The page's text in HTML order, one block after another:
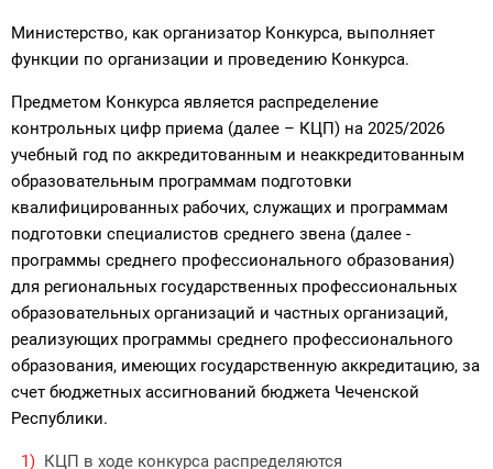
Министерство, как организатор Конкурса, выполняет
функции по организации и проведению Конкурса.
Предметом Конкурса является распределение
контрольных цифр приема (далее – КЦП) на 2025/2026
учебный год по аккредитованным и неаккредитованным
образова­тельным программам подготовки
квалифицированных рабочих, служащих и программам
подготовки специалистов среднего звена (далее -
программы среднего профессионального образования)
для региональных государственных профессиональных
образова­тельных организаций и частных организа­ций,
реализующих программы среднего профессионального
образования, име­ющих государственную аккредитацию, за
счет бюджетных ассигнований бюджета Чеченской
Республики.
КЦП в ходе конкурса распределяются